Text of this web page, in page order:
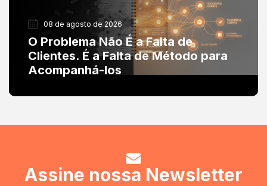
08 de agosto de 2026
O Problema Não É a Falta de
Clientes. É a Falta de Método para
Acompanhá-los
Assine nossa Newsletter